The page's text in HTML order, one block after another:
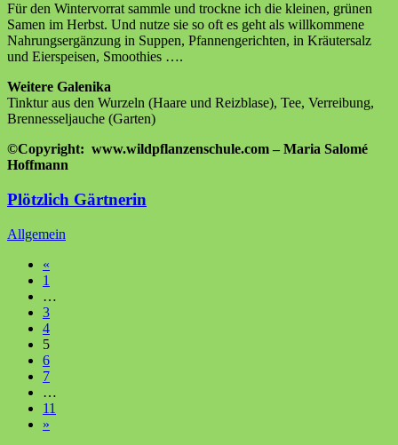
Für den Wintervorrat sammle und trockne ich die kleinen, grünen
Samen im Herbst. Und nutze sie so oft es geht als willkommene
Nahrungsergänzung in Suppen, Pfannengerichten, in Kräutersalz
und Eierspeisen, Smoothies ….
Weitere Galenika
Tinktur aus den Wurzeln (Haare und Reizblase), Tee, Verreibung,
Brennesseljauche (Garten)
©Copyright: www.wildpflanzenschule.com – Maria Salomé
Hoffmann
Plötzlich Gärtnerin
Allgemein
«
1
…
3
4
5
6
7
…
11
»